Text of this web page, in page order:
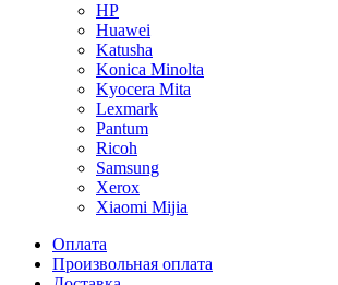
HP
Huawei
Katusha
Konica Minolta
Kyocera Mita
Lexmark
Pantum
Ricoh
Samsung
Xerox
Xiaomi Mijia
Оплата
Произвольная оплата